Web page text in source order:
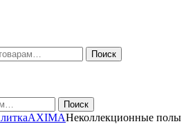
Поиск
Поиск
AXIMAНеколлекционные полы